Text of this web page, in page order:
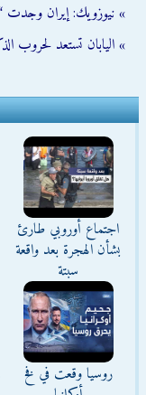
» نيوزويك: إيران وجدت
» اليابان تستعد لحروب
اجتماع أوروبي طارئ
بشأن الهجرة بعد واقعة
سبتة
روسيا وقعت في فخ